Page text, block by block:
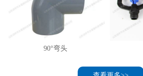
90°弯头